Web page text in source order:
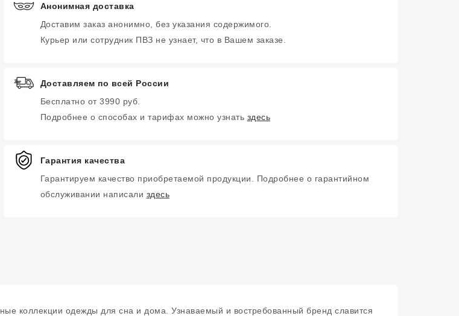
Анонимная доставка
Доставим заказ анонимно, без указания содержимого.
Курьер или сотрудник ПВЗ не узнает, что в Вашем заказе.
Доставляем по всей России
Бесплатно от 3990 руб.
Подробнее о способах и тарифах можно узнать здесь
Гарантия качества
Гарантируем качество приобретаемой продукции. Подробнее о гарантийном
обслуживании написали здесь
коллекции одежды для сна и дома. Узнаваемый и востребованный бренд славится